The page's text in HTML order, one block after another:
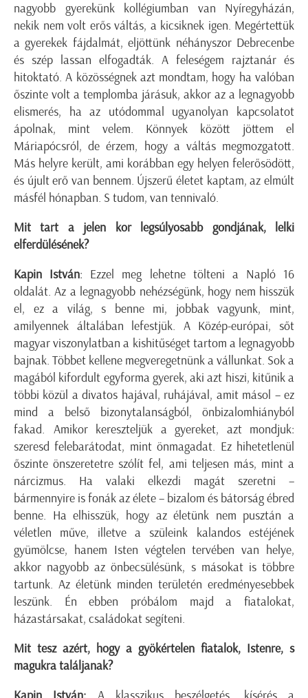
nagyobb gyerekünk kollégiumban van Nyíregyházán,
nekik nem volt erős váltás, a kicsiknek igen. Megértettük
a gyerekek fájdalmát, eljöttünk néhányszor Debrecenbe
és szép lassan elfogadták. A feleségem rajztanár és
hitoktató. A közösségnek azt mondtam, hogy ha valóban
őszinte volt a templomba járásuk, akkor az a legnagyobb
elismerés, ha az utódommal ugyanolyan kapcsolatot
ápolnak, mint velem. Könnyek között jöttem el
Máriapócsról, de érzem, hogy a váltás megmozgatott.
Más helyre került, ami korábban egy helyen felerősödött,
és újult erő van bennem. Újszerű életet kaptam, az elmúlt
másfél hónapban. S tudom, van tennivaló.
Mit tart a jelen kor legsúlyosabb gondjának, lelki
elferdülésének?
Kapin István: Ezzel meg lehetne tölteni a Napló 16
oldalát. Az a legnagyobb nehézségünk, hogy nem hisszük
el, ez a világ, s benne mi, jobbak vagyunk, mint,
amilyennek általában lefestjük. A Közép-európai, sőt
magyar viszonylatban a kishitűséget tartom a legnagyobb
bajnak. Többet kellene megveregetnünk a vállunkat. Sok a
magából kifordult egyforma gyerek, aki azt hiszi, kitűnik a
többi közül a divatos hajával, ruhájával, amit másol – ez
mind a belső bizonytalanságból, önbizalomhiányból
fakad. Amikor kereszteljük a gyereket, azt mondjuk:
szeresd felebarátodat, mint önmagadat. Ez hihetetlenül
őszinte önszeretetre szólít fel, ami teljesen más, mint a
nárcizmus. Ha valaki elkezdi magát szeretni –
bármennyire is fonák az élete – bizalom és bátorság ébred
benne. Ha elhisszük, hogy az életünk nem pusztán a
véletlen műve, illetve a szüleink kalandos estéjének
gyümölcse, hanem Isten végtelen tervében van helye,
akkor nagyobb az önbecsülésünk, s másokat is többre
tartunk. Az életünk minden területén eredményesebbek
leszünk. Én ebben próbálom majd a fiatalokat,
házastársakat, családokat segíteni.
Mit tesz azért, hogy a gyökértelen fiatalok, Istenre, s
magukra találjanak?